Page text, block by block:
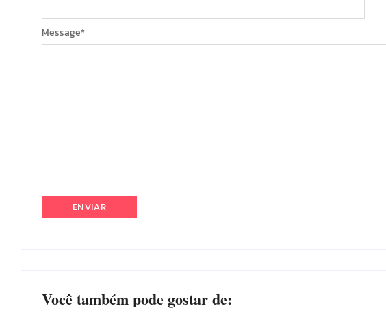
Message*
Você também pode gostar de: